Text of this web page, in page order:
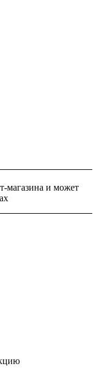
магазина и может